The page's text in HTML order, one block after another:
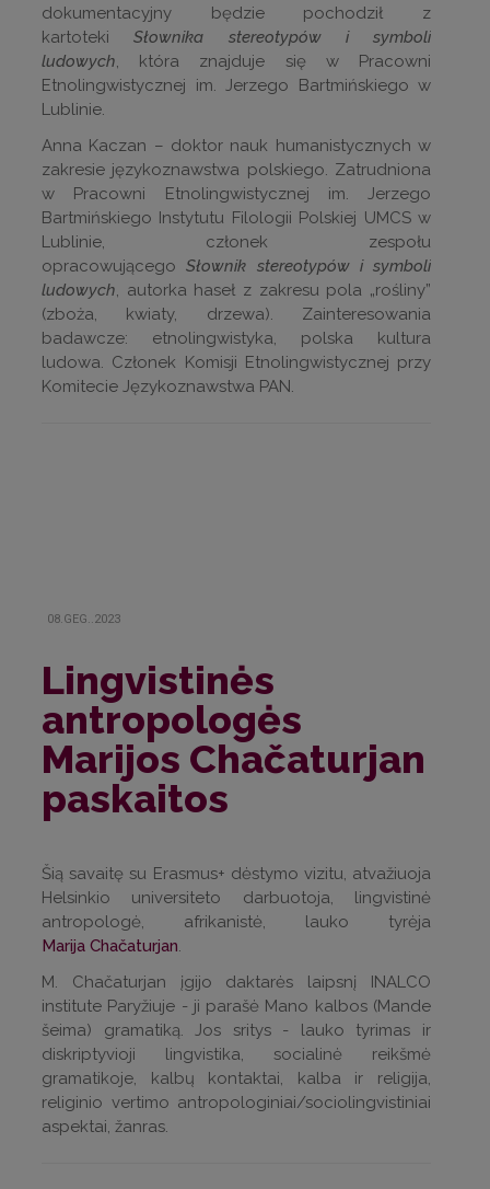
dokumentacyjny będzie pochodził z
kartotekiSłownika stereotypów i symboli
ludowych, która znajduje się w Pracowni
Etnolingwistycznej im. Jerzego Bartmińskiego w
Lublinie.
Anna Kaczan – doktor nauk humanistycznych w
zakresie językoznawstwa polskiego. Zatrudniona
w Pracowni Etnolingwistycznej im. Jerzego
Bartmińskiego Instytutu Filologii Polskiej UMCS w
Lublinie, członek zespołu
opracowującegoSłownik stereotypów i symboli
ludowych, autorka haseł z zakresu pola „rośliny”
(zboża, kwiaty, drzewa). Zainteresowania
badawcze: etnolingwistyka, polska kultura
ludowa. Członek Komisji Etnolingwistycznej przy
Komitecie Językoznawstwa PAN.
08.GEG..2023
Lingvistinės
antropologės
Marijos Chačaturjan
paskaitos
Šią savaitę su Erasmus+ dėstymo vizitu, atvažiuoja
Helsinkio universiteto darbuotoja, lingvistinė
antropologė, afrikanistė, lauko tyrėja
Marija Chačaturjan.
M. Chačaturjan įgijo daktarės laipsnį INALCO
institute Paryžiuje - ji parašė Mano kalbos (Mande
šeima) gramatiką. Jos sritys - lauko tyrimas ir
diskriptyvioji lingvistika, socialinė reikšmė
gramatikoje, kalbų kontaktai, kalba ir religija,
religinio vertimo antropologiniai/sociolingvistiniai
aspektai, žanras.